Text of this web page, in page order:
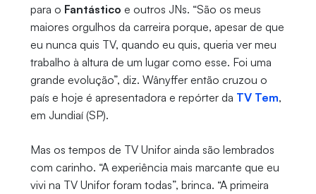
para o Fantástico e outros JNs. “São os meus
maiores orgulhos da carreira porque, apesar de que
eu nunca quis TV, quando eu quis, queria ver meu
trabalho à altura de um lugar como esse. Foi uma
grande evolução”, diz. Wânyffer então cruzou o
país e hoje é apresentadora e repórter da TV Tem,
em Jundiaí (SP).
Mas os tempos de TV Unifor ainda são lembrados
com carinho. “A experiência mais marcante que eu
vivi na TV Unifor foram todas”, brinca. “A primeira